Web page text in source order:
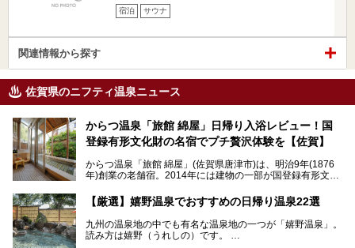
宿泊 サウナ
関連情報から探す
佐賀県のニフティ温泉ニュース
からつ温泉「旅館 綿屋」日帰り入浴レビュー！国
登録有形文化財の名宿でプチ贅沢体験を【佐賀】
からつ温泉「旅館 綿屋」(佐賀県唐津市)は、明治9年(1876
年)創業の老舗宿。2014年には建物の一部が国登録有形文化
しかし良質の自家源泉を所有し、日帰り入浴が可能な点はあ
まり知られていません。近寄りがたいほどの敷居の高いイメ
ージとは反して、実は温かみある接客が特徴の名宿です。
文化財のラグジュアリー名宿で、お得にプチ贅沢体験を。今
【厳選】嬉野温泉でおすすめの日帰り温泉22選
九州の温泉地の中でも有名な温泉地の一つが「嬉野温泉」。
読み方は嬉野（うれしの）です。